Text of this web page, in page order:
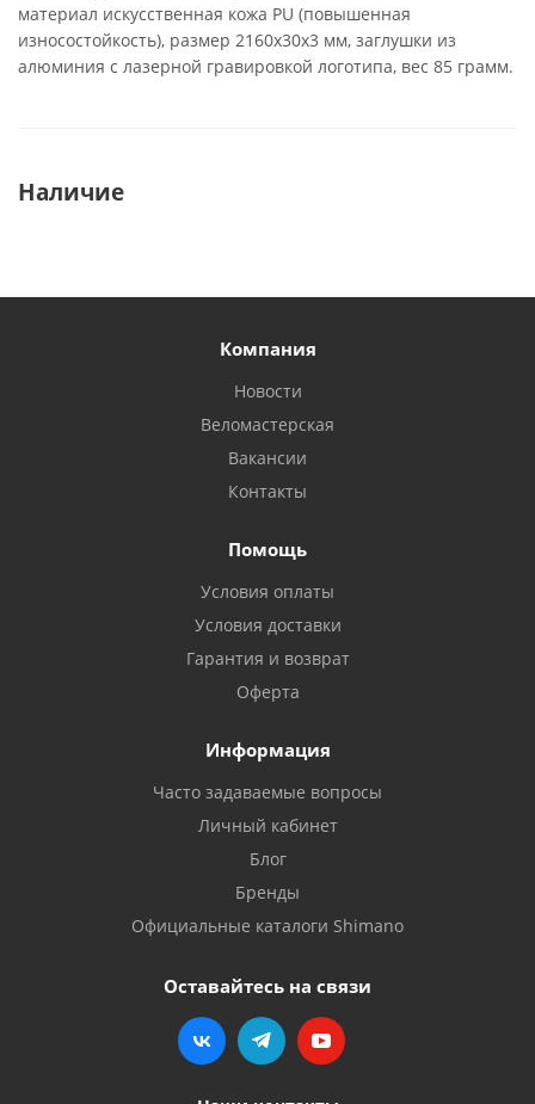
материал искусственная кожа PU (повышенная
износостойкость), размер 2160х30х3 мм, заглушки из
алюминия с лазерной гравировкой логотипа, вес 85 грамм.
Наличие
Компания
Новости
Веломастерская
Вакансии
Контакты
Помощь
Условия оплаты
Условия доставки
Гарантия и возврат
Оферта
Информация
Часто задаваемые вопросы
Личный кабинет
Блог
Бренды
Официальные каталоги Shimano
Оставайтесь на связи